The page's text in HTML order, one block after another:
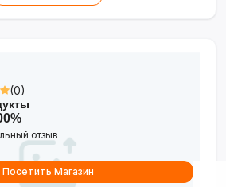
на 360°, подходит
для ручки и
планирования и
(0)
отзыв
Посетить Магазин